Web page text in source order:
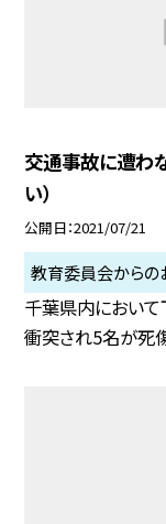
交通事故に遭わ
い）
公開日 2021/07/21
教育委員会からの
千葉県内におい
衝突され5名が死